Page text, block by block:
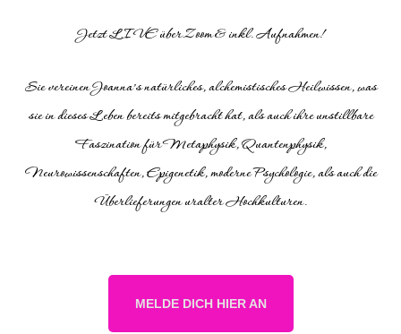
JetztLIVE über Zoom & inkl. Aufnahmen!
Sie vereinen Joanna’s natürliches,alchemistischesHeilwissen, was
sie in dieses Leben bereits mitgebracht hat, als auch ihre unstillbare
FaszinationfürMetaphysik,Quantenphysik,
Neurowissenschaften, Epigenetik, modernePsychologie, als auch die
Überlieferungen uralterHochkulturen.
MELDE DICH HIER AN